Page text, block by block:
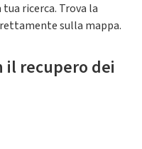
ricerca. Trova la
sulla mappa.
il recupero dei